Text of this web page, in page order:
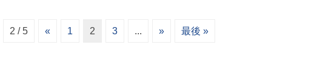
2 / 5 « 1 2 3 ... » 最後 »